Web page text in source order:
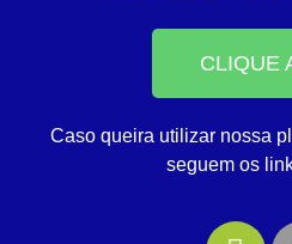
CLIQUE
Caso queira utilizar nossa
seguem os